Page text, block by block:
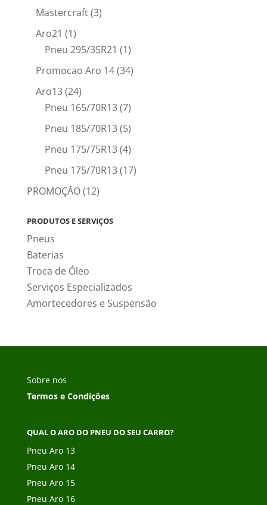
Mastercraft(3)
Aro21 (1)
Pneu 295/35R21 (1)
Promocao Aro 14(34)
Aro13(24)
Pneu 165/70R13(7)
Pneu 185/70R13(5)
Pneu 175/75R13(4)
Pneu 175/70R13(17)
PROMOÇÃO(12)
PRODUTOS E SERVIÇOS
Pneus
Baterias
Troca de Óleo
Serviços Especializados
Amortecedores e Suspensão
Sobre nos
Termos e Condições
QUAL O ARO DO PNEU DO SEU CARRO?
Pneu Aro 13
Pneu Aro 14
Pneu Aro 15
Pneu Aro 16